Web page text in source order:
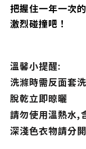
把握住一年一次
激烈碰撞吧！
溫馨小提醒:
洗滌時需反面套
脫乾立即晾曬
請勿使用溫熱水,
深淺色衣物請分